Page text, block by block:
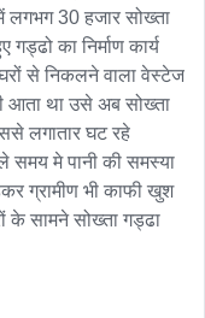
लगभग 30 हजार सोख्ता
का निर्माण कार्य
से निकलने वाला वेस्टेज
आता था उसे अब सोख्ता
लगातार घट रहे
मे पानी की समस्या
ग्रामीण भी काफी खुश
सामने सोख्ता गड्ढा